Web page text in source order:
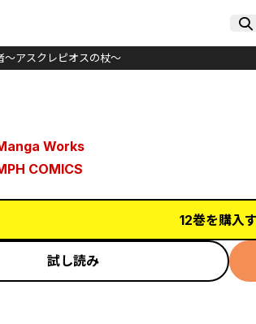
～アスクレピオスの杖～
Works
COMICS
12巻を購入
試し読み